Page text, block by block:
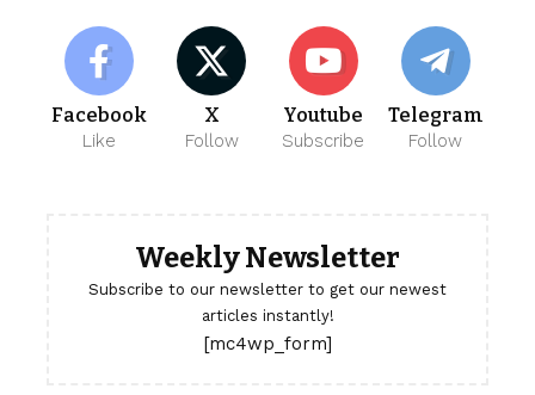
Facebook
Like
X
Follow
Youtube
Subscribe
Telegram
Follow
Weekly Newsletter
Subscribe to our newsletter to get our newest
articles instantly!
[mc4wp_form]